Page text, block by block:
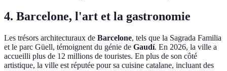
4. Barcelone, l'art et la gastronomie
Les trésors architecturaux de Barcelone, tels que la Sagrada Familia
et le parc Güell, témoignent du génie de Gaudí. En 2026, la ville a
accueilli plus de 12 millions de touristes. En plus de son côté
artistique, la ville est réputée pour sa cuisine catalane, incluant des